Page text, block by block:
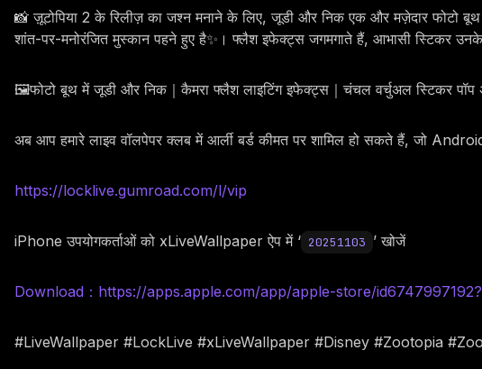
📸 ज़ूटोपिया 2 के रिलीज़ का जश्न मनाने के लिए, जूडी और निक एक और मज़ेदार फोटो
शांत-पर-मनोरंजित मुस्कान पहने हुए है✨। फ्लैश इफेक्ट्स जगमगाते हैं, आभासी स्टिकर
🖼️फोटो बूथ में जूडी और निक｜कैमरा फ्लैश लाइटिंग इफेक्ट्स｜चंचल वर्चुअल स्टिकर पॉप
अब आप हमारे लाइव वॉलपेपर क्लब में आर्ली बर्ड कीमत पर शामिल हो सकते हैं, जो
https://locklive.gumroad.com/l/vip
iPhone उपयोगकर्ताओं को xLiveWallpaper ऐप में ‘ 20251103 ’ खोजें
Download：https://apps.apple.com/app/apple-store/
#LiveWallpaper #LockLive #xLiveWallpaper #Disney #Zootopia